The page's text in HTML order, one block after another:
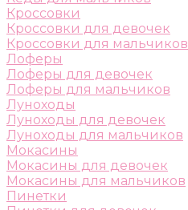
Кроссовки
Кроссовки для девочек
Кроссовки для мальчиков
Лоферы
Лоферы для девочек
Лоферы для мальчиков
Луноходы
Луноходы для девочек
Луноходы для мальчиков
Мокасины
Мокасины для девочек
Мокасины для мальчиков
Пинетки